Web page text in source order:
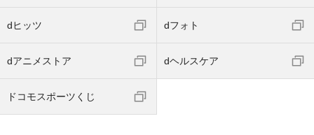
dヒッツ dフォト
dアニメストア dヘルスケア
ドコモスポーツくじ